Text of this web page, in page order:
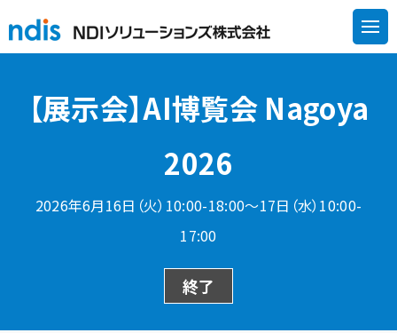
【展示会】AI博覧会 Nagoya
2026
2026年6月16日（火）10:00-18:00～17日（水）10:00-
17:00​
終了